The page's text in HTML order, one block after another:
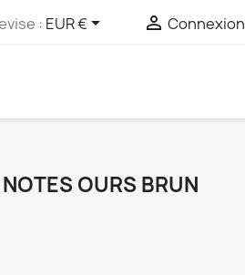
: EUR €  Connexion
OURS BRUN